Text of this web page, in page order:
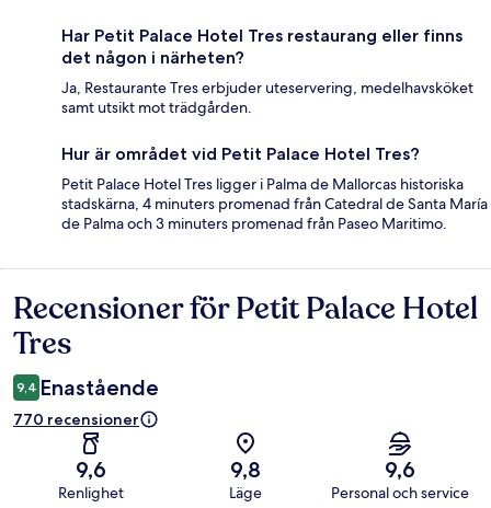
Har Petit Palace Hotel Tres restaurang eller finns
det någon i närheten?
Ja, Restaurante Tres erbjuder uteservering, medelhavsköket
samt utsikt mot trädgården.
Hur är området vid Petit Palace Hotel Tres?
Petit Palace Hotel Tres ligger i Palma de Mallorcas historiska
stadskärna, 4 minuters promenad från Catedral de Santa María
de Palma och 3 minuters promenad från Paseo Maritimo.
Recensioner
Recensioner för Petit Palace Hotel
Tres
9,4 Enastående
770 recensioner
9,6
Renlighet
9,8
Läge
9,6
Personal och service